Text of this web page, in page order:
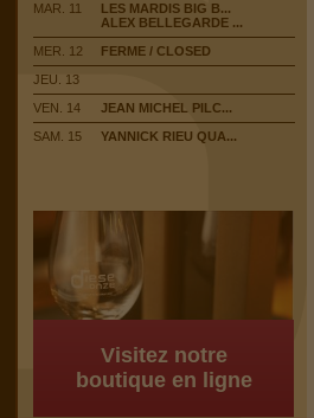
MAR. 11
LES MARDIS BIG B...
ALEX BELLEGARDE ...
MER. 12
FERME / CLOSED
JEU. 13
VEN. 14
JEAN MICHEL PILC...
SAM. 15
YANNICK RIEU QUA...
Visitez notre
boutique en ligne